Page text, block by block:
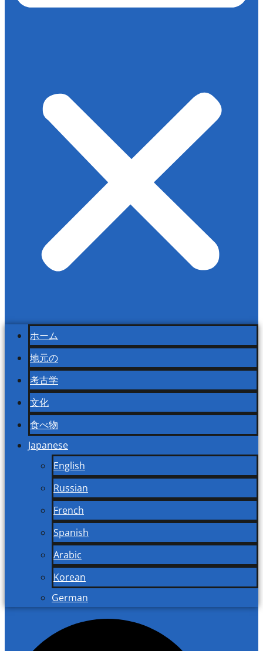
ホーム
地元の
考古学
文化
食べ物
Japanese
English
Russian
French
Spanish
Arabic
Korean
German